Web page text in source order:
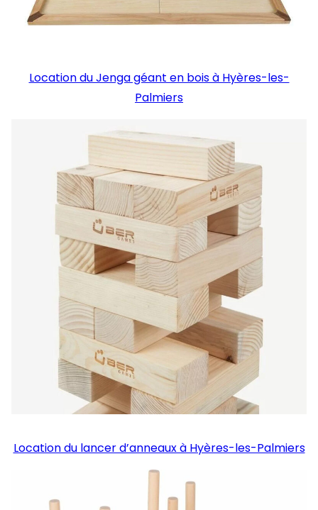
Location du Jenga géant en bois à Hyères-les-
Palmiers
Location du lancer d’anneaux à Hyères-les-Palmiers